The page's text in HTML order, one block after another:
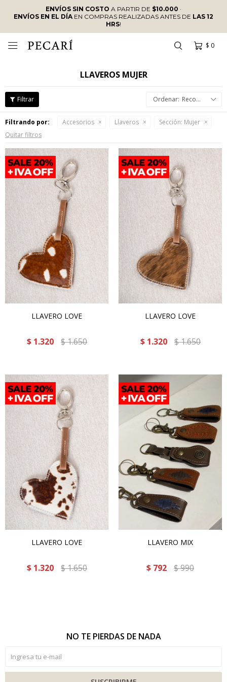
ENVÍOS SIN COSTO A PARTIR DE $10.000 ·
ENVÍOS EN EL DÍAEN COMPRAS REALIZADAS ANTES DE LAS 12
HRS!
$ 0

LLAVEROS MUJER
Recomendados
Filtrando por: Accesorios Llaveros Sección: Mujer
Quitar filtros
LLAVERO LOVE
$ 1.320 $1.650
LLAVERO LOVE
$ 1.320 $1.650
LLAVERO LOVE
$ 1.320 $1.650
LLAVERO MIX
$ 792 $990
NO TE PIERDAS DE NADA